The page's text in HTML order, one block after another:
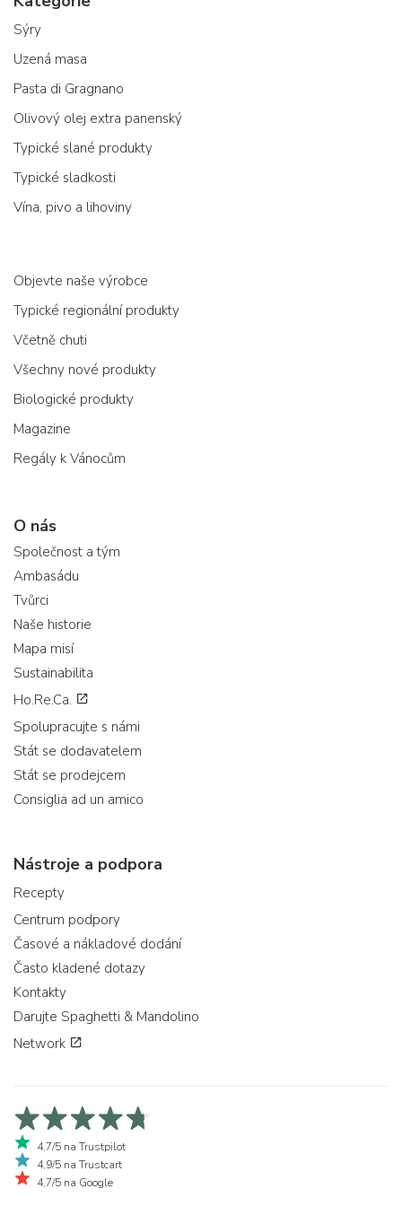
Sýry
Uzená masa
Pasta di Gragnano
Olivový olej extra panenský
Typické slané produkty
Typické sladkosti
Vína, pivo a lihoviny
Objevte naše výrobce
Typické regionální produkty
Včetně chuti
Všechny nové produkty
Biologické produkty
Magazine
Regály k Vánocům
O nás
Společnost a tým
Ambasádu
Tvůrci
Naše historie
Mapa misí
Sustainabilita
Ho.Re.Ca.
Spolupracujte s námi
Stát se dodavatelem
Stát se prodejcem
Consiglia ad un amico
Nástroje a podpora
Recepty
Centrum podpory
Časové a nákladové dodání
Často kladené dotazy
Kontakty
Darujte Spaghetti & Mandolino
Network
4,7/5 na Trustpilot
4,9/5 na Trustcart
4,7/5 na Google